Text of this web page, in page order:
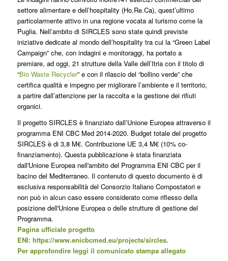
settore alimentare e dell’hospitality (Ho.Re.Ca), quest’ultimo
particolarmente attivo in una regione vocata al turismo come la
Puglia. Nell’ambito di SIRCLES sono state quindi previste
iniziative dedicate al mondo dell’hospitality tra cui la “Green Label
Campaign” che, con indagini e monitoraggi, ha portato a
premiare, ad oggi, 21 strutture della Valle dell’Itria con il titolo di
“Bio Waste Recycler” e con il rilascio del “bollino verde” che
certifica qualità e impegno per migliorare l’ambiente e il territorio,
a partire dall’attenzione per la raccolta e la gestione dei rifiuti
organici.
Il progetto SIRCLES è finanziato dall’Unione Europea attraverso il
programma ENI CBC Med 2014-2020. Budget totale del progetto
SIRCLES è di 3,8 M€. Contribuzione UE 3,4 M€ (10% co-
finanziamento). Questa pubblicazione è stata finanziata
dall'Unione Europea nell'ambito del Programma ENI CBC per il
bacino del Mediterraneo. Il contenuto di questo documento è di
esclusiva responsabilità del Consorzio Italiano Compostatori e
non può in alcun caso essere considerato come riflesso della
posizione dell'Unione Europea o delle strutture di gestione del
Programma.
Pagina ufficiale progetto
ENI:https://www.enicbcmed.eu/projects/sircles.
Per approfondireleggi il comunicato stampa allegato